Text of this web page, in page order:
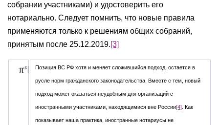
собрании участниками) и удостоверить его
нотариально. Следует помнить, что новые правила
применяются только к решениям общих собраний,
принятым после 25.12.2019.[3]
Позиция ВС РФ хотя и меняет сложившийся подход, остается в
русле норм гражданского законодательства. Вместе с тем, новый
подход может оказаться неудобным для организаций с
иностранными участниками, находящимися вне России[4]. Как
показывает наша практика, иностранные нотариусы не